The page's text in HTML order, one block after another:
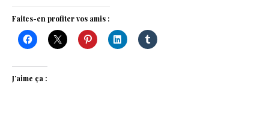
Faites-en profiter vos amis :
J’aime ça :